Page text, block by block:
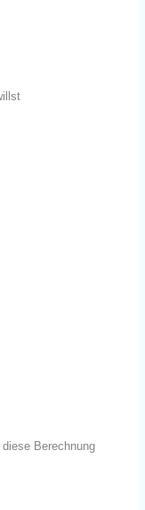
Berechnung